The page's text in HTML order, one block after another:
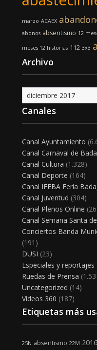
marzo ACAEX
abonos absentismo 12
meses 12 historias 112 3x3
Archivo
Archivo
Canales
Canal Ayuntamiento
Canal Carnaval de
Canal Cultura (1.328)
Canal Deporte (164)
Canal IFEBA Feria
Canal Juventud (304)
Canal Plenos Online
Canal Semana Santa
Conciertos Banda
(191)
DUSI (23)
Especiales y reportajes
Ruedas de Prensa
Uncategorized (14)
Vídeos 360 (187)
Etiquetas más
25N absentismo 22M 2016